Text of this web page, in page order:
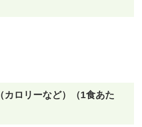
カロリーなど）（1食あた